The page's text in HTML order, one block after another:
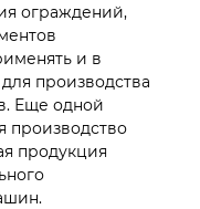
ограждений,
и в
производства
Еще одной
производство
продукция